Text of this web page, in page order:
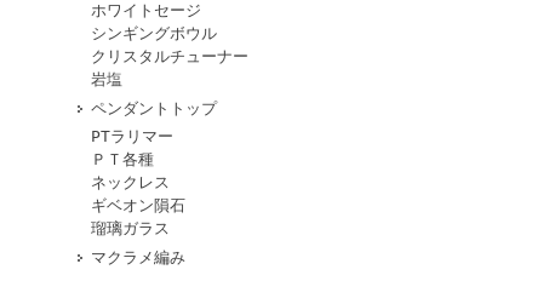
ホワイトセージ
シンギングボウル
クリスタルチューナー
岩塩
ペンダントトップ
PTラリマー
ＰＴ各種
ネックレス
ギベオン隕石
瑠璃ガラス
マクラメ編み